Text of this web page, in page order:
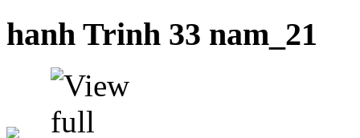
hanh Trinh 33 nam_21